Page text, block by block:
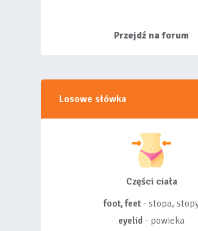
wyróżnionych lis...Przejdź na forum
Losowe słówka
Części ciała
foot, feet - stopa,
eyelid - powieka